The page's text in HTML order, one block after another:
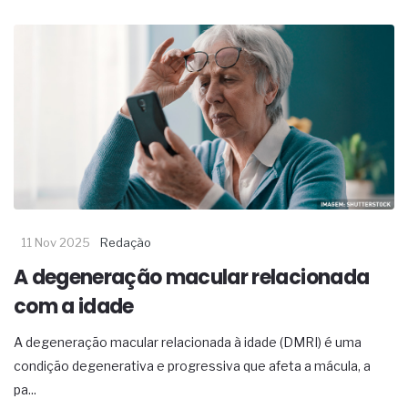
11 Nov 2025 Redação
A degeneração macular relacionada
com a idade
A degeneração macular relacionada à idade (DMRI) é uma
condição degenerativa e progressiva que afeta a mácula, a
pa...